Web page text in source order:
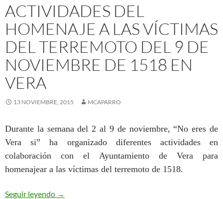
ACTIVIDADES DEL
HOMENAJE A LAS VÍCTIMAS
DEL TERREMOTO DEL 9 DE
NOVIEMBRE DE 1518 EN
VERA
13 NOVIEMBRE, 2015 MCAPARRO
Durante la semana del 2 al 9 de noviembre, “No eres de
Vera si” ha organizado diferentes actividades en
colaboración con el Ayuntamiento de Vera para
homenajear a las víctimas del terremoto de 1518.
Seguir leyendo ACTIVIDADES DEL HOMENAJE A LAS
→